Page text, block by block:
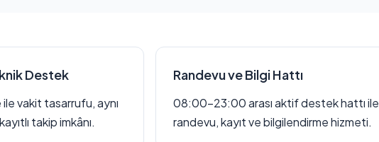
Destek
vakit tasarrufu, aynı
takip imkânı.
Randevu ve Bilgi Hattı
08:00–23:00 arası aktif destek hattı ile
randevu, kayıt ve bilgilendirme hizmeti.